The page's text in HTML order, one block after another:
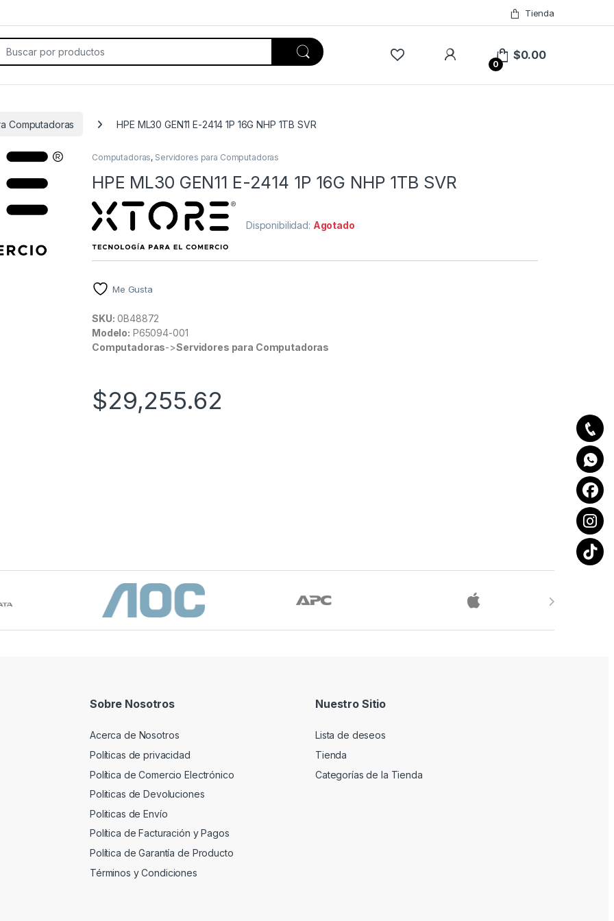
Tienda
for:
0
$0.00
Computadoras HPE ML30 GEN11 E-2414 1P 16G NHP 1TB SVR
Computadoras, Servidores para Computadoras
HPE ML30 GEN11 E-2414 1P 16G NHP 1TB SVR
Disponibilidad: Agotado
Me Gusta
SKU: 0B48872
Modelo: P65094-001
Computadoras->Servidores para Computadoras
$29,255.62
Sobre Nosotros
Acerca de Nosotros
Políticas de privacidad
Política de Comercio Electrónico
Politicas de Devoluciones
Politicas de Envío
Política de Facturación y Pagos
Política de Garantía de Producto
Términos y Condiciones
Nuestro Sitio
Lista de deseos
Tienda
Categorías de la Tienda